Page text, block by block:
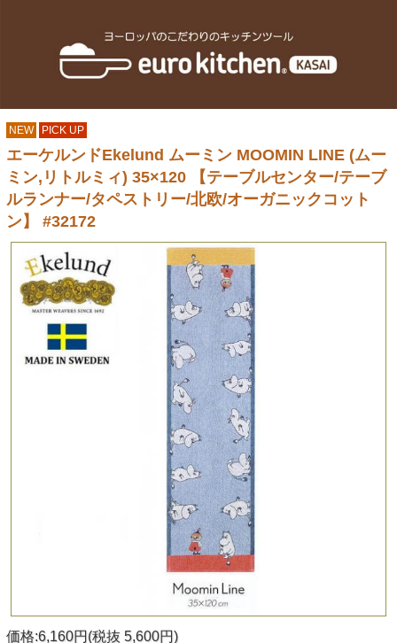
NEW PICK UP
エーケルンドEkelund ムーミン MOOMIN LINE (ムー
ミン,リトルミィ) 35×120 【テーブルセンター/テーブ
ルランナー/タペストリー/北欧/オーガニックコット
ン】 #32172
価格:6,160円(税抜 5,600円)